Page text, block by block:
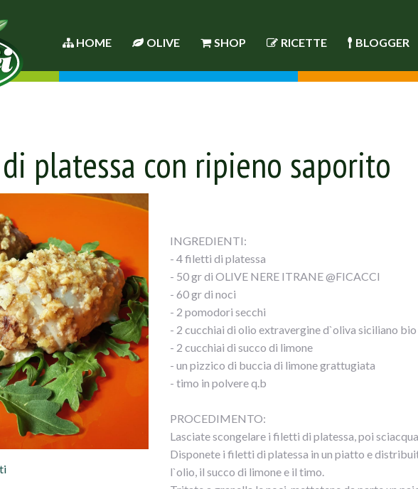
HOME OLIVE SHOP RICETTE BLOGGER
platessa con ripieno saporito
INGREDIENTI:
- 4 filetti di platessa
- 50 gr di OLIVE NERE ITRANE @FICACCI
- 60 gr di noci
- 2 pomodori secchi
- 2 cucchiai di olio extravergine d`oliva siciliano
- 2 cucchiai di succo di limone
- un pizzico di buccia di limone grattugiata
- timo in polvere q.b
PROCEDIMENTO:
Lasciate scongelare i filetti di platessa, poi
Disponete i filetti di platessa in un piatto e
l`olio, il succo di limone e il timo.